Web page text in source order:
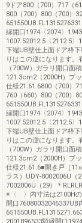
9ドア800（700）717（
800（700）800（700）
縁開口1974〈2074〉
1007.52012.5〈2112.5〉
下端UB壁仕上面ドア枠
りはこの逆になります。
（700W）ガラリ開口面
121.3cm2（2000H）プ
仕様21.61.6800（700）
760（660）800（700）
縁開口1974〈2074〉
1007.52012.5〈2112.5〉
下端UB壁仕上面ドア枠
りはこの逆になります。
（700W）ガラリ開口面
121.3cm2（2000H）プ
仕様21.61.6■開き戸［11
ラス）UDY-8002006U（
7002006U（29）＊
※〈 〉内寸法は2100Hの
開口76080032046337UB
2001896533額縁開口